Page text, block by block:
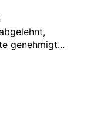
genehmigt...